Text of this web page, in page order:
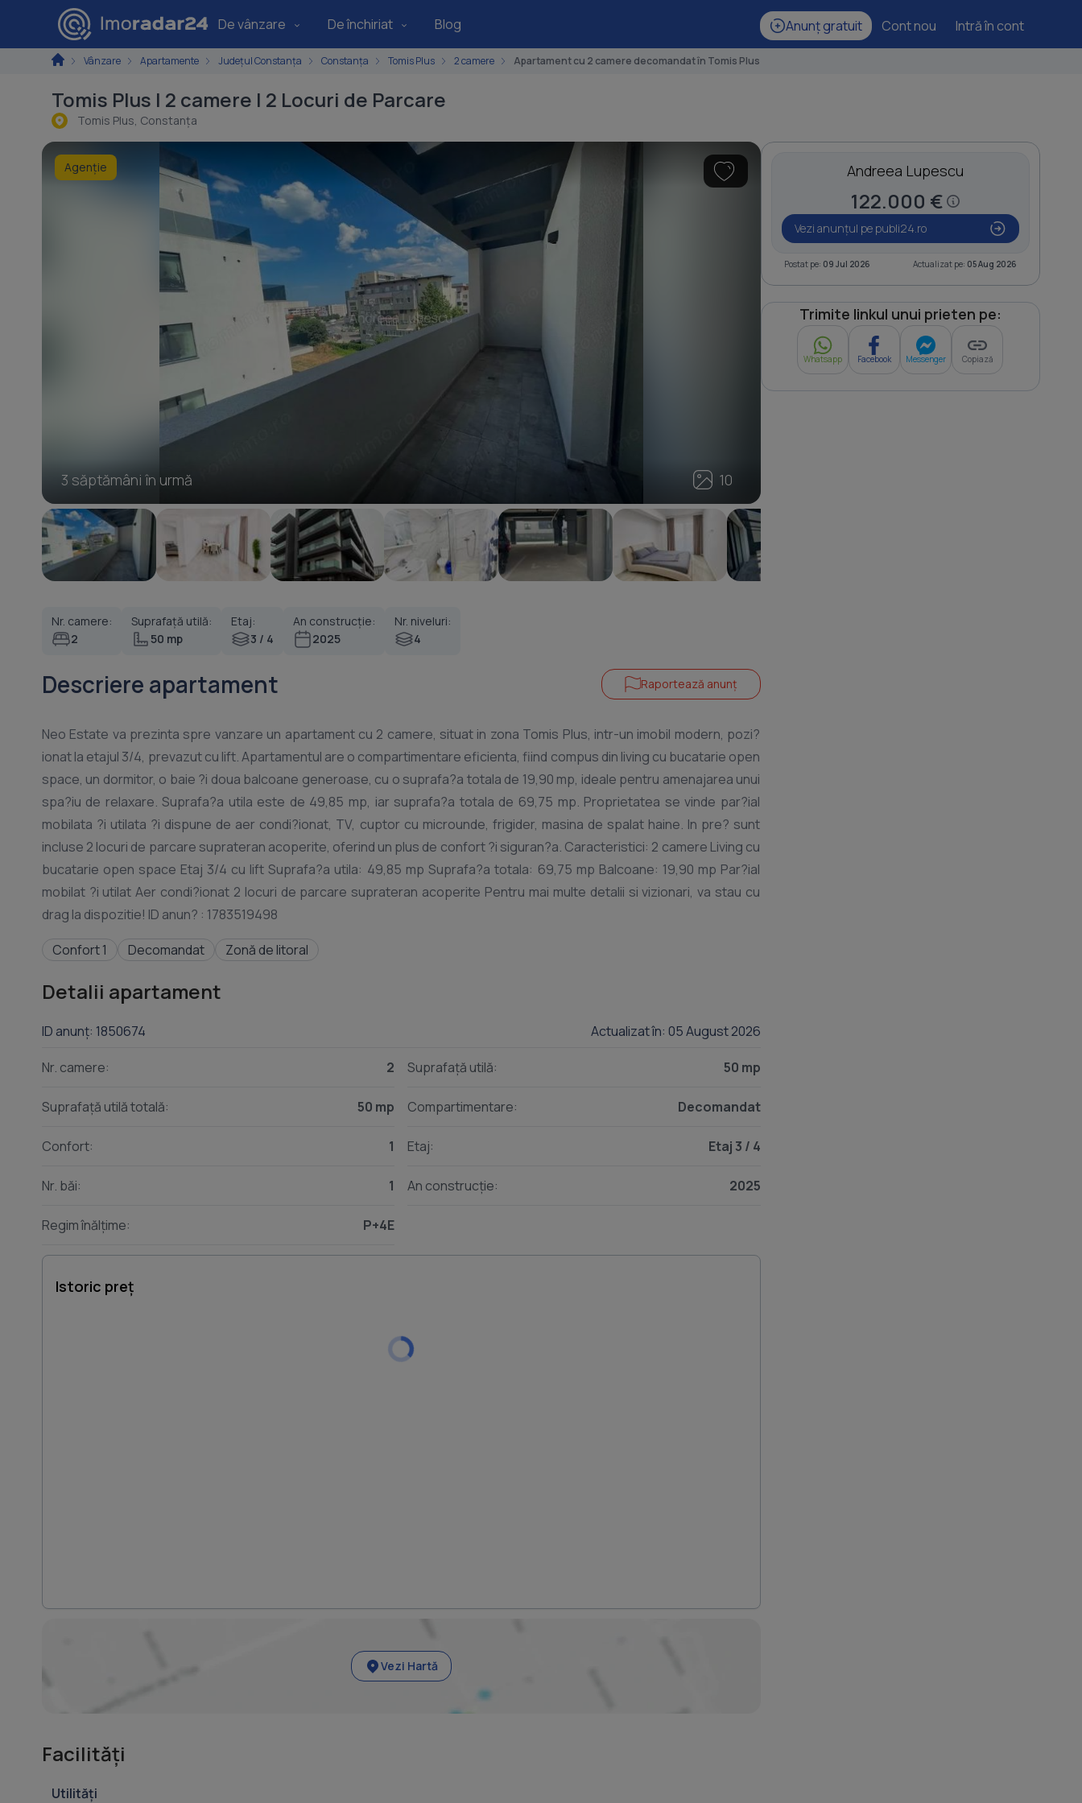
De vânzare De închiriat Blog Anunț gratuit Cont nou Intră în cont
Vânzare Apartamente Județul Constanța Constanța Tomis Plus 2 camere Apartament cu 2 camere decomandat în Tomis Plus
Tomis Plus | 2 camere | 2 Locuri de Parcare
Tomis Plus, Constanţa
3 săptămâni în urmă 10
10
Agenție
Nr. camere:
2
Suprafață utilă:
50 mp
Etaj:
3 / 4
An construcție:
2025
Nr. niveluri:
4
Descriere apartament Raportează anunț
Neo Estate va prezinta spre vanzare un apartament cu 2 camere, situat in zona Tomis Plus, intr-un imobil modern, pozi?
ionat la etajul 3/4, prevazut cu lift. Apartamentul are o compartimentare eficienta, fiind compus din living cu bucatarie open
space, un dormitor, o baie ?i doua balcoane generoase, cu o suprafa?a totala de 19,90 mp, ideale pentru amenajarea unui
spa?iu de relaxare. Suprafa?a utila este de 49,85 mp, iar suprafa?a totala de 69,75 mp. Proprietatea se vinde par?ial
mobilata ?i utilata ?i dispune de aer condi?ionat, TV, cuptor cu microunde, frigider, masina de spalat haine. In pre? sunt
incluse 2 locuri de parcare suprateran acoperite, oferind un plus de confort ?i siguran?a. Caracteristici: 2 camere Living cu
bucatarie open space Etaj 3/4 cu lift Suprafa?a utila: 49,85 mp Suprafa?a totala: 69,75 mp Balcoane: 19,90 mp Par?ial
mobilat ?i utilat Aer condi?ionat 2 locuri de parcare suprateran acoperite Pentru mai multe detalii si vizionari, va stau cu
Confort 1
Decomandat Zonă de litoral
Detalii apartament
Actualizat în: 05 August 2026
ID anunț: 1850674
Nr. camere: 2 Suprafață utilă: 50 mp
Suprafață utilă totală: 50 mp Compartimentare: Decomandat
Confort: 1 Etaj: Etaj 3 / 4
Nr. băi: 1 An construcție: 2025
Regim înălțime: P+4E
Istoric preț
Vezi Hartă
Facilități
Utilități
Andreea Lupescu
122.000 €
Vezi anunțul pe publi24.ro
Postat pe: 09 Jul 2026 Actualizat pe: 05 Aug 2026
Trimite linkul unui prieten pe:
Whatsapp Facebook Messenger Copiază